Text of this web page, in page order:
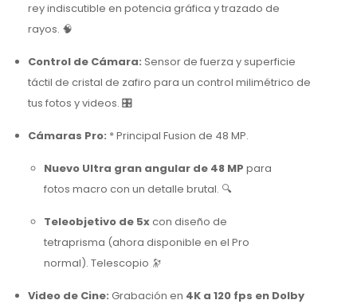
rey indiscutible en potencia gráfica y trazado de
rayos. 🧠
Control de Cámara: Sensor de fuerza y superficie
táctil de cristal de zafiro para un control milimétrico de
tus fotos y videos. 🎛️
Cámaras Pro: * Principal Fusion de 48 MP.
Nuevo Ultra gran angular de 48 MP para
fotos macro con un detalle brutal. 🔍
Teleobjetivo de 5xcon diseño de
tetraprisma (ahora disponible en el Pro
normal). Telescopio 🔭
Video de Cine: Grabación en 4K a 120 fps en Dolby